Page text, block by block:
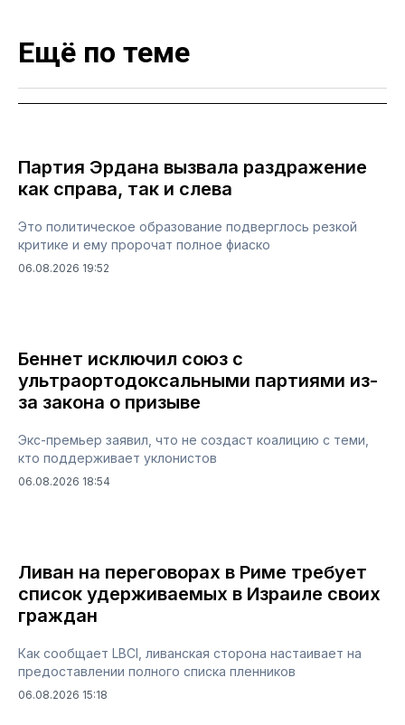
Ещё по теме
Партия Эрдана вызвала раздражение
как справа, так и слева
Это политическое образование подверглось резкой
критике и ему пророчат полное фиаско
06.08.2026 19:52
Беннет исключил союз с
ультраортодоксальными партиями из-
за закона о призыве
Экс-премьер заявил, что не создаст коалицию с теми,
кто поддерживает уклонистов
06.08.2026 18:54
Ливан на переговорах в Риме требует
список удерживаемых в Израиле своих
граждан
Как сообщает LBCI, ливанская сторона настаивает на
предоставлении полного списка пленников
06.08.2026 15:18